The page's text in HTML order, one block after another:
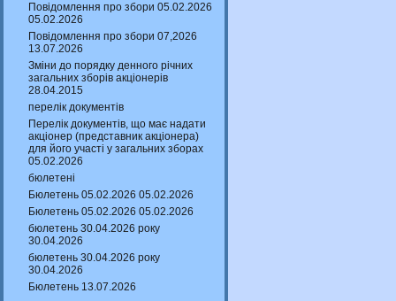
Повідомлення про збори 05.02.2026
05.02.2026
Повідомлення про збори 07,2026
13.07.2026
Зміни до порядку денного річних
загальних зборів акціонерів
28.04.2015
перелік документів
Перелік документів, що має надати
акціонер (представник акціонера)
для його участі у загальних зборах
05.02.2026
бюлетені
Бюлетень 05.02.2026 05.02.2026
Бюлетень 05.02.2026 05.02.2026
бюлетень 30.04.2026 року
30.04.2026
бюлетень 30.04.2026 року
30.04.2026
Бюлетень 13.07.2026